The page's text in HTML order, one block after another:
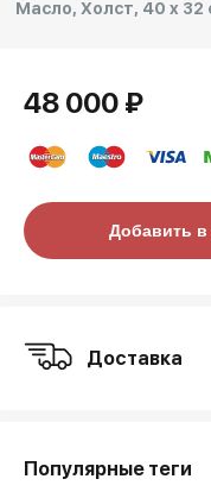
Масло, Холст, 40 x 32
48 000 ₽
Цена за багет
Добавить в
Доставка
Популярные теги